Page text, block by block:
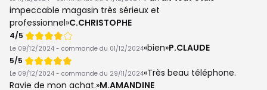
impeccable magasin très sérieux et
professionnel C.CHRISTOPHE
Note
de
4/5
Le 09/12/2024 - commande du 01/12/2024 bien P.CLAUDE
Note
de
5/5
Le 09/12/2024 - commande du 29/11/2024 Très beau téléphone.
Ravie de mon achat. M.AMANDINE